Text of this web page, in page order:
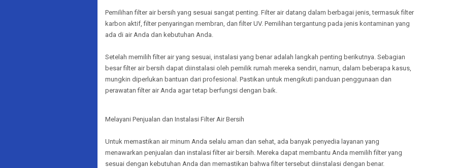
Pemilihan filter air bersih yang sesuai sangat penting. Filter air datang dalam berbagai jenis, termasuk filter
karbon aktif, filter penyaringan membran, dan filter UV. Pemilihan tergantung pada jenis kontaminan yang
ada di air Anda dan kebutuhan Anda.
Setelah memilih filter air yang sesuai, instalasi yang benar adalah langkah penting berikutnya. Sebagian
besar filter air bersih dapat diinstalasi oleh pemilik rumah mereka sendiri, namun, dalam beberapa kasus,
mungkin diperlukan bantuan dari profesional. Pastikan untuk mengikuti panduan penggunaan dan
perawatan filter air Anda agar tetap berfungsi dengan baik.
Melayani Penjualan dan Instalasi Filter Air Bersih
Untuk memastikan air minum Anda selalu aman dan sehat, ada banyak penyedia layanan yang
menawarkan penjualan dan instalasi filter air bersih. Mereka dapat membantu Anda memilih filter yang
sesuai dengan kebutuhan Anda dan memastikan bahwa filter tersebut diinstalasi dengan benar.